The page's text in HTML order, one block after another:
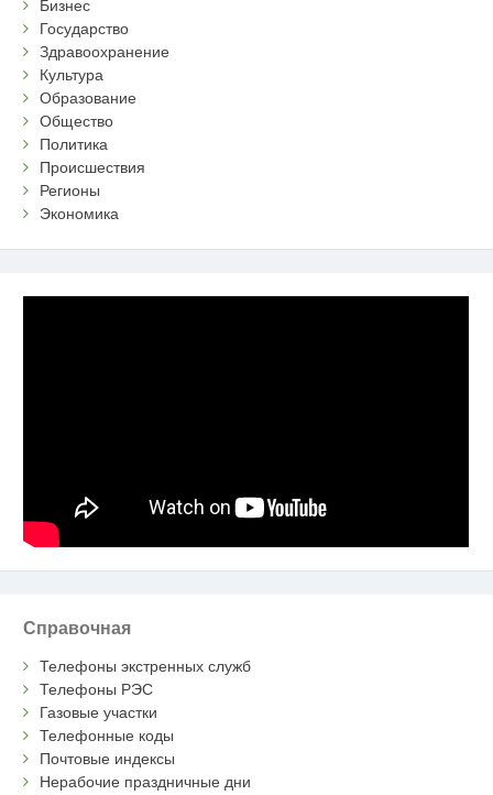
Бизнес
Государство
Здравоохранение
Культура
Образование
Общество
Политика
Происшествия
Регионы
Экономика
Справочная
Телефоны экстренных служб
Телефоны РЭС
Газовые участки
Телефонные коды
Почтовые индексы
Нерабочие праздничные дни